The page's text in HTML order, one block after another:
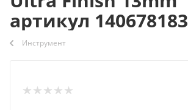
артикул 140678183
Инструмент